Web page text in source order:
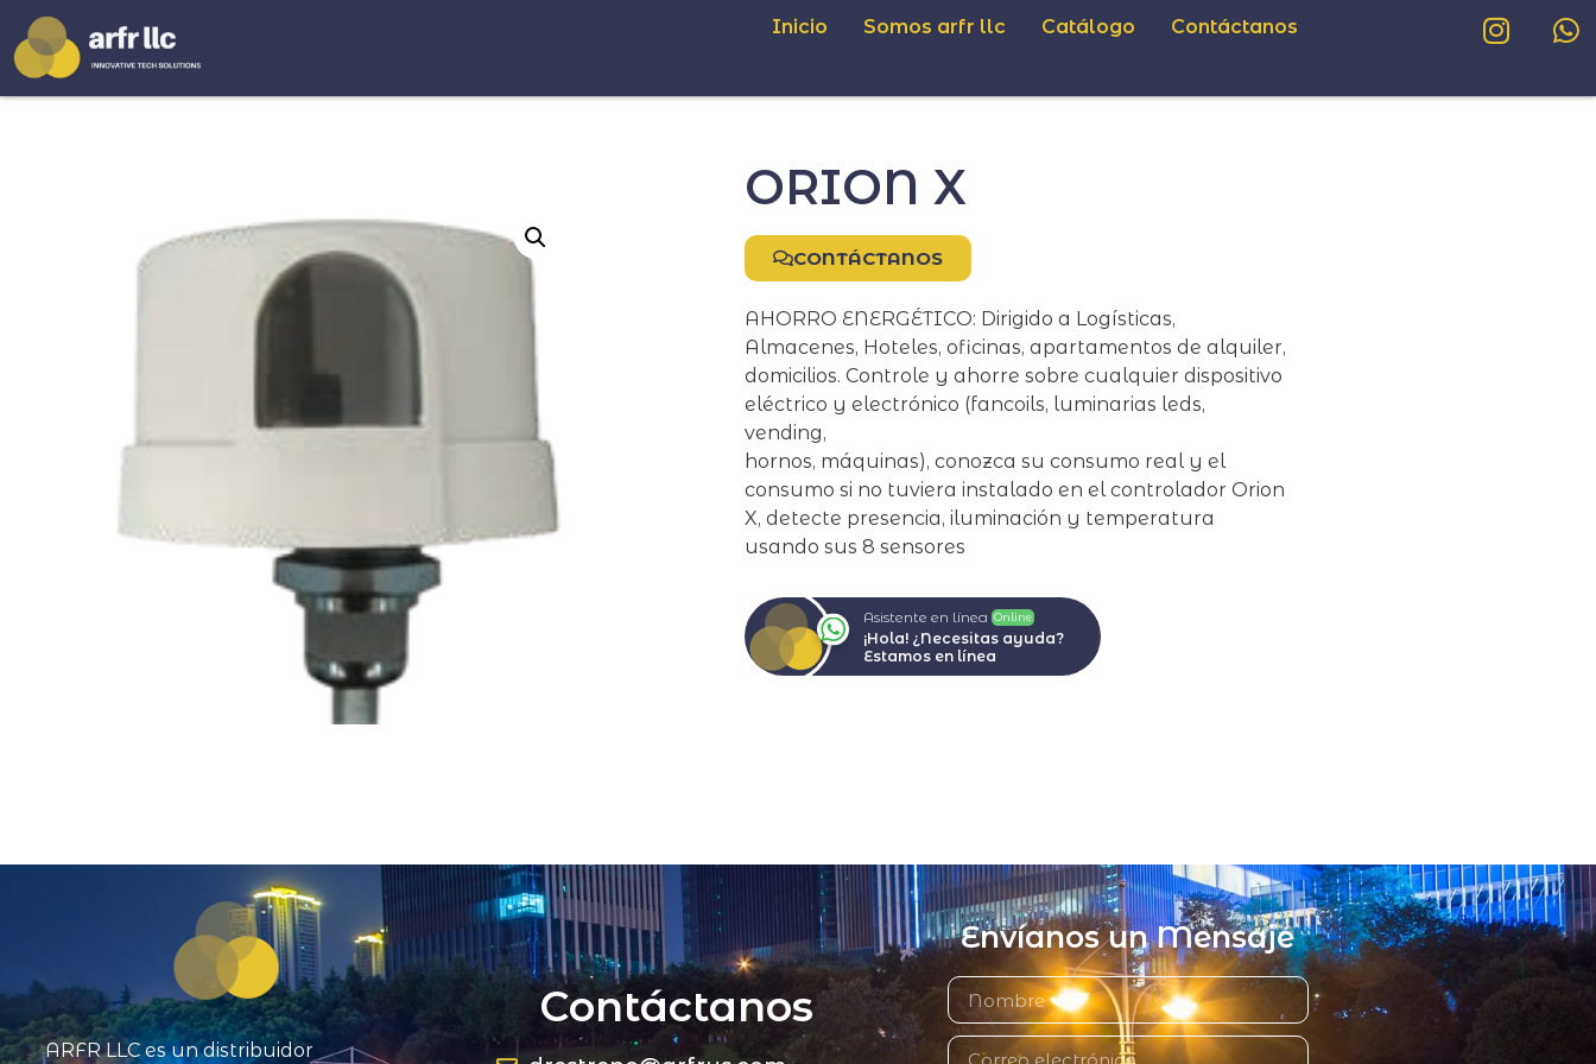
Inicio Somos arfr llc Catálogo Contáctanos
ORION X
CONTÁCTANOS
AHORRO ENERGÉTICO: Dirigido a Logísticas,
Almacenes, Hoteles, oficinas, apartamentos de alquiler,
domicilios. Controle y ahorre sobre cualquier dispositivo
eléctrico y electrónico (fancoils, luminarias leds,
vending,
hornos, máquinas), conozca su consumo real y el
consumo si no tuviera instalado en el controlador Orion
X, detecte presencia, iluminación y temperatura
usando sus 8 sensores
Asistente en línea Online
¡Hola! ¿Necesitas ayuda?
Estamos en línea
ARFR LLC es un distribuidor
Contáctanos
Envíanos un Mensaje